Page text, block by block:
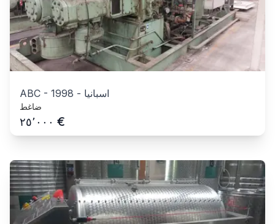
ABC - 1998 - اسبانيا
ضاغط
٢٥٬٠٠٠ €